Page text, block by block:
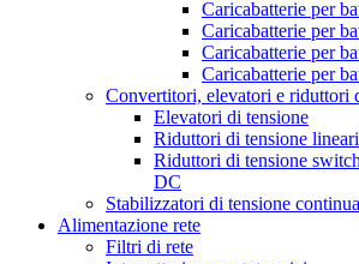
Caricabatterie per
Caricabatterie per
Caricabatterie per
Caricabatterie per
Convertitori, elevatori e riduttori
Elevatori di tensione
Riduttori di tensione lineari
Riduttori di tensione
DC
Stabilizzatori di tensione continua
Alimentazione rete
Filtri di rete